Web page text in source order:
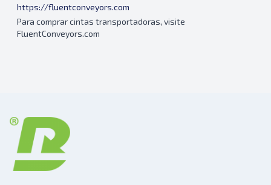
https://fluentconveyors.com
Para comprar cintas transportadoras, visite
FluentConveyors.com